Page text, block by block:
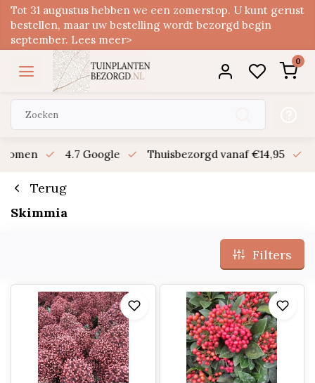
Tot 31 augustus hebben we een zomerstop. U kunt gerust
bestellen, maar uw bestelling wordt bezorgd begin
september. Lees meer>
0
4.7 Google Thuisbezorgd vanaf €14,95
Terug
Skimmia
Filters